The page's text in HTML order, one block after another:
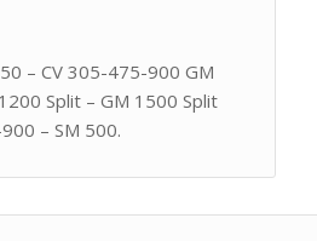
– CV 305-475-900 GM
Split – GM 1500 Split
– SM 500.